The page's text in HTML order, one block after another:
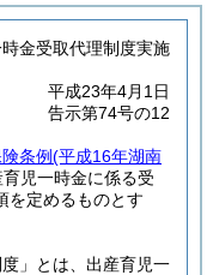
金受取代理制度実施
平成23年4月1日
告示第74号の12
条例(平成16年湖南
児一時金に係る受
を定めるものとす
」とは、出産育児一